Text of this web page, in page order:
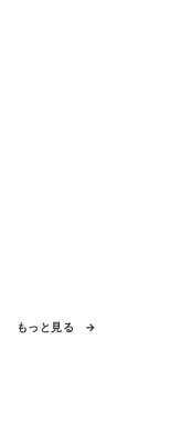
もっと見る